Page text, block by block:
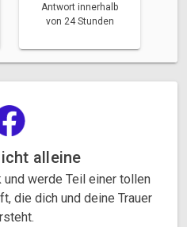
Antwort innerhalb
von 24 Stunden
alleine
werde Teil einer tollen
die dich und deine Trauer